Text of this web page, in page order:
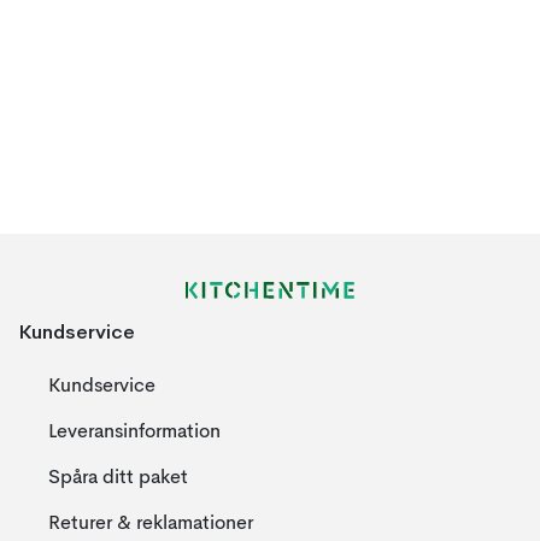
Kundservice
Kundservice
Leveransinformation
Spåra ditt paket
Returer & reklamationer